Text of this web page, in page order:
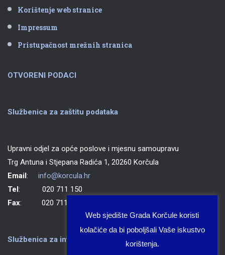
Korištenje web stranice
Impressum
Pristupačnost mrežnih stranica
OTVORENI PODACI
Službenica za zaštitu podataka
Upravni odjel za opće poslove i mjesnu samoupravu
Trg Antuna i Stjepana Radića 1, 20260 Korčula
Email : info@korcula.hr
Tel : 020 711 150
Fax: 020 711 702
Službenica za informiranje Grada Korčule
Web sjedište Grada Korčule koristi
kolačiće da bi poboljšali Vaše iskustvo
korištenja.